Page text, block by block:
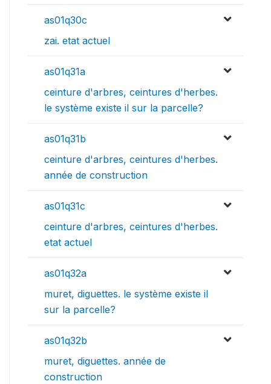
as01q30c
zai. etat actuel
as01q31a
ceinture d'arbres, ceintures d'herbes.
le système existe il sur la parcelle?
as01q31b
ceinture d'arbres, ceintures d'herbes.
année de construction
as01q31c
ceinture d'arbres, ceintures d'herbes.
etat actuel
as01q32a
muret, diguettes. le système existe il
sur la parcelle?
as01q32b
muret, diguettes. année de
construction